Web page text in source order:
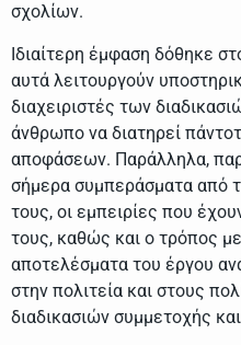
σχολίων.
Ιδιαίτερη έμφαση δόθηκε
αυτά λειτουργούν
διαχειριστές των
άνθρωπο να διατηρεί
αποφάσεων. Παράλληλα,
σήμερα συμπεράσματα από
τους, οι εμπειρίες που
τους, καθώς και ο τρόπος
αποτελέσματα του έργου
στην πολιτεία και στους
διαδικασιών συμμετοχής